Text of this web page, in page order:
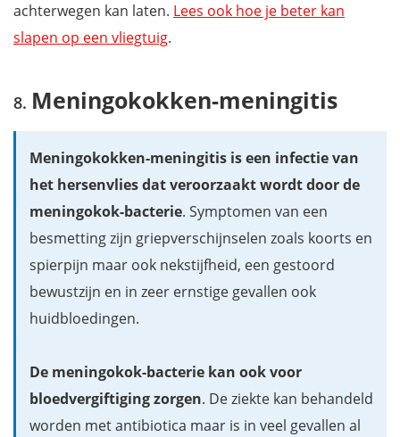
achterwegen kan laten. Lees ook hoe je beter kan
slapen op een vliegtuig.
Meningokokken-meningitis
Meningokokken-meningitis is een infectie van
het hersenvlies dat veroorzaakt wordt door de
meningokok-bacterie. Symptomen van een
besmetting zijn griepverschijnselen zoals koorts en
spierpijn maar ook nekstijfheid, een gestoord
bewustzijn en in zeer ernstige gevallen ook
huidbloedingen.
De meningokok-bacterie kan ook voor
bloedvergiftiging zorgen. De ziekte kan behandeld
worden met antibiotica maar is in veel gevallen al